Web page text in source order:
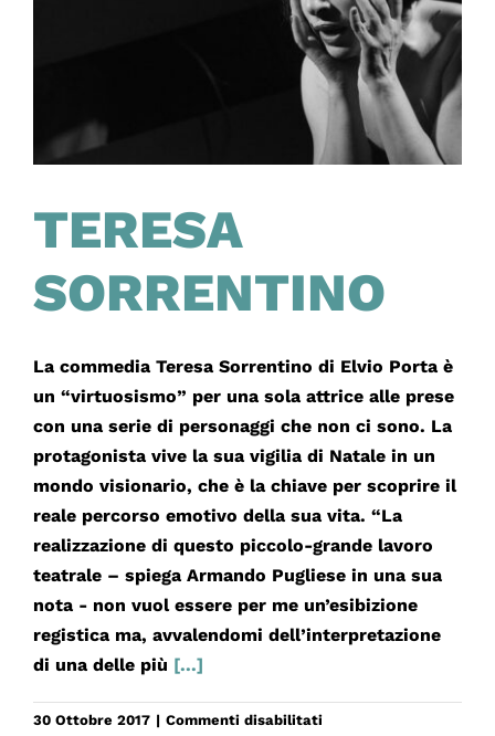
TERESA
SORRENTINO
La commedia Teresa Sorrentino di Elvio Porta è
un “virtuosismo” per una sola attrice alle prese
con una serie di personaggi che non ci sono. La
protagonista vive la sua vigilia di Natale in un
mondo visionario, che è la chiave per scoprire il
reale percorso emotivo della sua vita. “La
realizzazione di questo piccolo-grande lavoro
teatrale – spiega Armando Pugliese in una sua
nota - non vuol essere per me un’esibizione
registica ma, avvalendomi dell’interpretazione
di una delle più [...]
30 Ottobre 2017 | Commenti disabilitatisu